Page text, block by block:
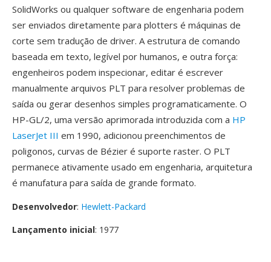
SolidWorks ou qualquer software de engenharia podem
ser enviados diretamente para plotters é máquinas de
corte sem tradução de driver. A estrutura de comando
baseada em texto, legível por humanos, e outra força:
engenheiros podem inspecionar, editar é escrever
manualmente arquivos PLT para resolver problemas de
saída ou gerar desenhos simples programaticamente. O
HP-GL/2, uma versão aprimorada introduzida com a HP
LaserJet III em 1990, adicionou preenchimentos de
poligonos, curvas de Bézier é suporte raster. O PLT
permanece ativamente usado em engenharia, arquitetura
é manufatura para saída de grande formato.
Desenvolvedor: Hewlett-Packard
Lançamento inicial: 1977